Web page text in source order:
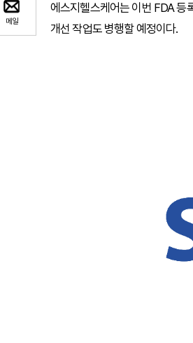
메일
에스지헬스케어는 이번 FDA 등
개선 작업도 병행할 예정이다.